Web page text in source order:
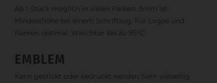
Ab 1 Stück möglich in vielen Farben. 5mm ist
Mindesthöhe bei einem Schriftzug. Für Logos und
Namen optimal. Waschbar bis zu 95°C.
EMBLEM
Kann gestickt oder bedruckt werden. Sehr vielseitig